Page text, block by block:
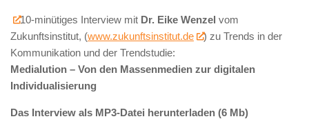
10-minütiges Interview mit Dr. Eike Wenzel vom
Zukunftsinstitut, (www.zukunftsinstitut.de
) zu Trends in der
Kommunikation und der Trendstudie:
Medialution – Von den Massenmedien zur digitalen
Individualisierung
Das Interview als MP3-Datei herunterladen (6 Mb)